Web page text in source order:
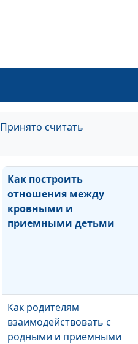
Принято считать
Установление границ
Как построить
отношения между
кровными и
приемными детьми
Как родителям
взаимодействовать с
родными и приемными